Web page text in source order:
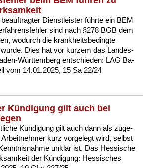
Dienst­leis­ter führ­te ein BEM
sind nach §278 BGB dem
wo­durch die krank­heits­be­ding­te
Dies hat vor kur­zem das Lan­des­
Würt­tem­berg ent­schie­den: LAG Ba­
vom 14.01.2025, 15 Sa 22/24
Kündigung gilt auch bei
Kündi­gung gilt auch dann als zu­ge­
kurz vor­ge­legt wird, selbst
un­klar ist. Das Hes­si­sche
der Kündi­gung: Hes­si­sches